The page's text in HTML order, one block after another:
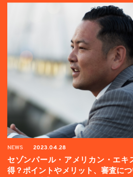
NEWS 2023.04.28
セゾンパール・アメリカン・エキ
得？ポイントやメリット、審査につ